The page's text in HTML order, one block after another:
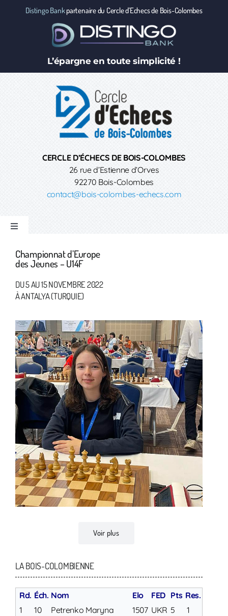
Distingo Bankpartenaire du Cercle d’Echecs de Bois-Colombes
L’épargne en toute simplicité !
CERCLE D’ÉCHECS DE BOIS-COLOMBES
26 rue d’Estienne d’Orves
92270 Bois-Colombes
contact@bois-colombes-echecs.com
Toggle
Accueil
Le Club
Nous rejoindre
Compétitions
Tournois Pizzas
Championnat d’Europe
des Jeunes – U14F
DU 5 AU 15 NOVEMBRE 2022
À ANTALYA (TURQUIE)
Voir plus
LA BOIS-COLOMBIENNE
Rd. Éch. Nom Elo FED Pts Res.
1
10 Petrenko Maryna 1507 UKR 5
1